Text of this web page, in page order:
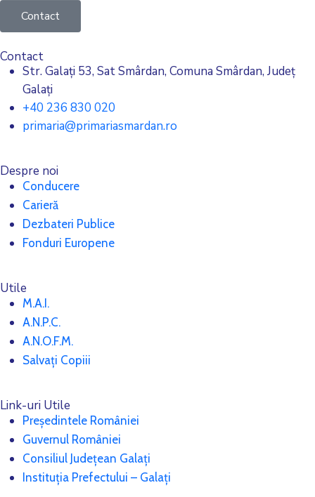
Contact
Contact
Str. Galați 53, Sat Smârdan, Comuna Smârdan, Județ
Galați
+40 236 830 020
primaria@primariasmardan.ro
Despre noi
Conducere
Carieră
Dezbateri Publice
Fonduri Europene
Utile
M.A.I.
A.N.P.C.
A.N.O.F.M.
Salvați Copiii
Link-uri Utile
Președintele României
Guvernul României
Consiliul Județean Galați
Instituția Prefectului – Galați